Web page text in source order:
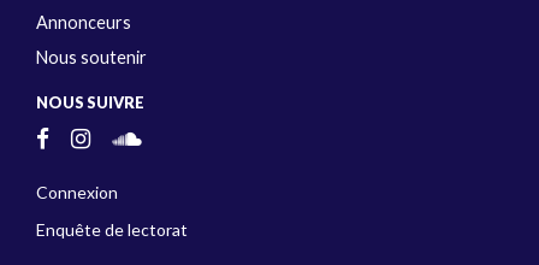
Annonceurs
Nous soutenir
NOUS SUIVRE
Connexion
Enquête de lectorat